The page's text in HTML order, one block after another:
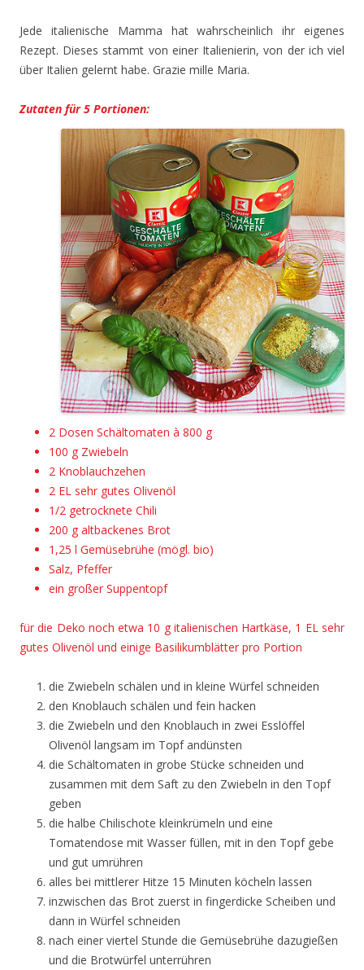
Jede italienische Mamma hat wahrscheinlich ihr eigenes
Rezept. Dieses stammt von einer Italienierin, von der ich viel
über Italien gelernt habe. Grazie mille Maria.
Zutaten für 5 Portionen:
2 Dosen Schältomaten à 800 g
100 g Zwiebeln
2 Knoblauchzehen
2 EL sehr gutes Olivenöl
1/2 getrocknete Chili
200 g altbackenes Brot
1,25 l Gemüsebrühe (mögl. bio)
Salz, Pfeffer
ein großer Suppentopf
für die Deko noch etwa 10 g italienischen Hartkäse, 1 EL sehr
gutes Olivenöl und einige Basilikumblätter pro Portion
die Zwiebeln schälen und in kleine Würfel schneiden
den Knoblauch schälen und fein hacken
die Zwiebeln und den Knoblauch in zwei Esslöffel
Olivenöl langsam im Topf andünsten
die Schältomaten in grobe Stücke schneiden und
zusammen mit dem Saft zu den Zwiebeln in den Topf
geben
die halbe Chilischote kleinkrümeln und eine
Tomatendose mit Wasser füllen, mit in den Topf gebe
und gut umrühren
alles bei mittlerer Hitze 15 Minuten köcheln lassen
inzwischen das Brot zuerst in fingerdicke Scheiben und
dann in Würfel schneiden
nach einer viertel Stunde die Gemüsebrühe dazugießen
und die Brotwürfel unterrühren